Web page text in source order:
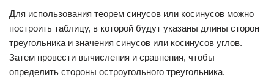
Для использования теорем синусов или косинусов можно
построить таблицу, в которой будут указаны длины сторон
треугольника и значения синусов или косинусов углов.
Затем провести вычисления и сравнения, чтобы
определить стороны остроугольного треугольника.